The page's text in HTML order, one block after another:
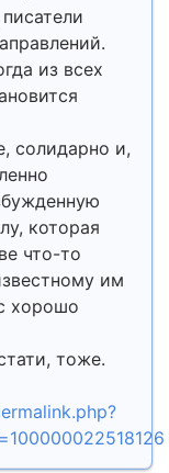
из всех
солидарно и,
которая
что-то
им
хорошо
тоже.